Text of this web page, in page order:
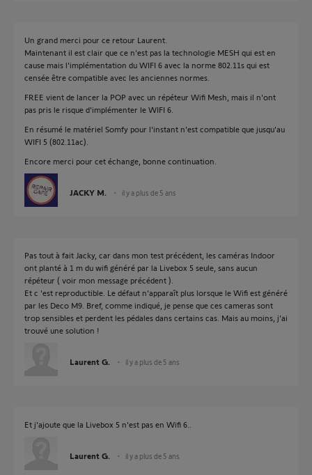
Un grand merci pour ce retour Laurent.
Maintenant il est clair que ce n'est pas la technologie MESH qui est en
cause mais l'implémentation du WIFI 6 avec la norme 802.11s qui est
censée être compatible avec les anciennes normes.
FREE vient de lancer la POP avec un répéteur Wifi Mesh, mais il n'ont
pas pris le risque d'implémenter le WIFI 6.
En résumé le matériel Somfy pour l'instant n'est compatible que jusqu'au
WIFI 5 (802.11ac).
Encore merci pour cet échange, bonne continuation.
JACKY M. il y a plus de 5 ans
Pas tout à fait Jacky, car dans mon test précédent, les caméras Indoor
ont planté à 1 m du wifi généré par la Livebox 5 seule, sans aucun
répéteur ( voir mon message précédent ).
Et c 'est reproductible. Le défaut n'apparaît plus lorsque le Wifi est généré
par les Deco M9. Bref, comme indiqué, je pense que ces cameras sont
trop sensibles et perdent les pédales dans certains cas. Mais au moins, j'ai
trouvé une solution !
Laurent G. il y a plus de 5 ans
Et j'ajoute que la Livebox 5 n'est pas en Wifi 6..
Laurent G. il y a plus de 5 ans